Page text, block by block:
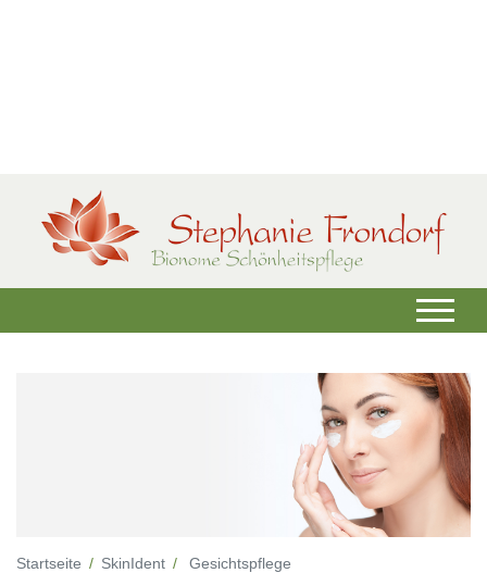
Startseite SkinIdent
Gesichtspflege